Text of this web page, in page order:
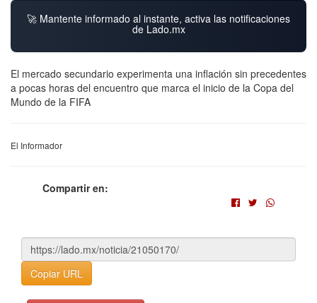
🚀 Mantente informado al instante, activa las notificaciones
de Lado.mx
El mercado secundario experimenta una inflación sin precedentes
a pocas horas del encuentro que marca el inicio de la Copa del
Mundo de la FIFA
El Informador
Compartir en:
Copiar URL